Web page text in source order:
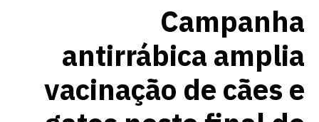
Campanha
antirrábica amplia
vacinação de cães e